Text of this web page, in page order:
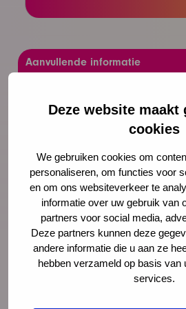
Deze website maakt
cookies
We gebruiken cookies om
personaliseren, om functies voor
en om ons websiteverkeer te
informatie over uw gebruik van
partners voor social media,
Deze partners kunnen deze
andere informatie die u aan ze
hebben verzameld op basis van
services.
Aanvullende informatie
In
Accreditatie Nee
Kosten Op
Deze workshop liever
individueel volgen?